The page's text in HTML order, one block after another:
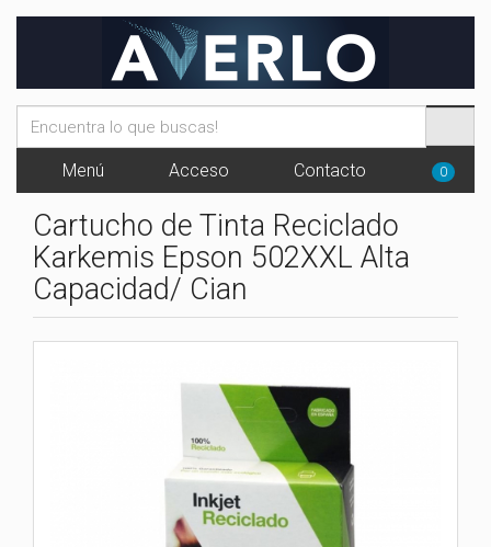
Menú Acceso Contacto 0
Cartucho de Tinta Reciclado
Karkemis Epson 502XXL Alta
Capacidad/ Cian